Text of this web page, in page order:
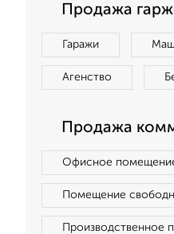
Продажа
Гаражи
Агенство
Продажа
Офисное
Помещение
Производственное